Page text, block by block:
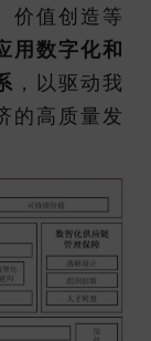
价值创造等
用数字化和
，以驱动我
的高质量发